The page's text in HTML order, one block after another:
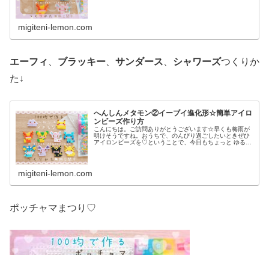
migiteni-lemon.com
エーフィ ブラッキー サンダース シャワーズつくりか
た↓
へんしんメタモン②イーブイ進化形☆簡単アイロ
ンビーズ作り方
こんにちは。ご訪問ありがとうございます☆早くも梅雨が
明けそうですね。おうちで、のんびり過ごしたいときぜひ
アイロンビーズを♡ということで、今日もちょっと ゆる〜
migiteni-lemon.com
ポッチャマまつり♡